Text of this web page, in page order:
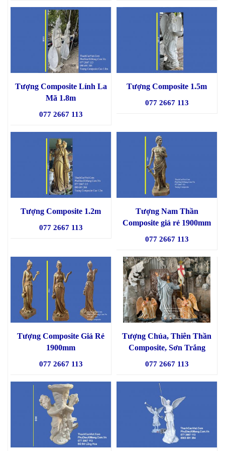
Tượng Composite Lính La
Mã 1.8m
077 2667 113
Tượng Composite 1.5m
077 2667 113
Tượng Composite 1.2m
077 2667 113
Tượng Nam Thần
Composite giá rẻ 1900mm
077 2667 113
Tượng Composite Giá Rẻ
1900mm
077 2667 113
Tượng Chúa, Thiên Thần
Composite, Sơn Trắng
077 2667 113